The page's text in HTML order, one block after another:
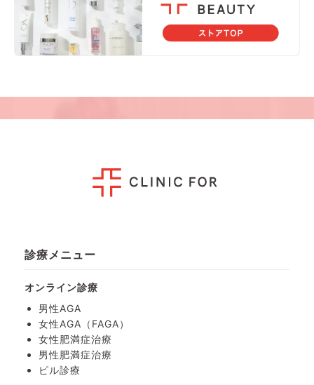
診療メニュー
オンライン診療
男性AGA
女性AGA（FAGA）
女性肥満症治療
男性肥満症治療
ピル診療